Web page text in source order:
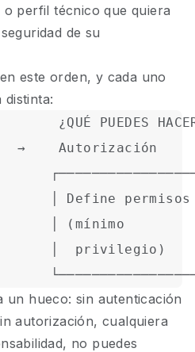
perfil técnico que quiera
de su
este orden, y cada uno
¿QUÉ PUEDES
→    Autorización
│ Define
│ (mínimo
│  privilegio)
un hueco: sin autenticación
autorización, cualquiera
no puedes